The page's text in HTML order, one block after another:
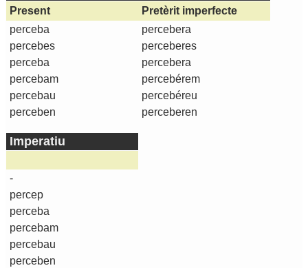
Present
perceba
percebes
perceba
percebam
percebau
perceben
Pretèrit imperfecte
percebera
perceberes
percebera
percebérem
percebéreu
perceberen
Imperatiu
-
percep
perceba
percebam
percebau
perceben